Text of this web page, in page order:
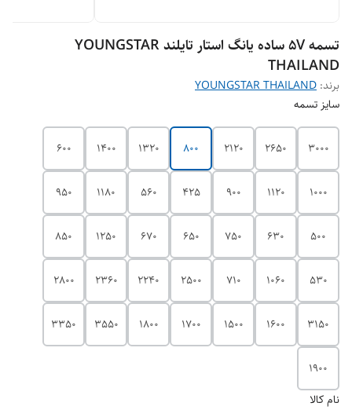
تسمه 5V ساده یانگ استار تایلند YOUNGSTAR
THAILAND
برند: YOUNGSTAR THAILAND
سایز تسمه
3000
2650
2120
800
1320
1400
600
1000
1120
900
425
560
1180
950
500
630
750
650
670
1250
850
530
1060
710
2500
2240
2360
2800
3150
1600
1500
1700
1800
3550
3350
1900
نام کالا